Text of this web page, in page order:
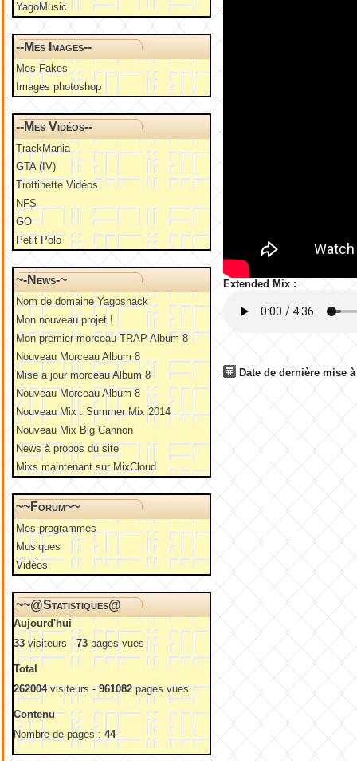
YagoMusic
--Mes Images--
Mes Fakes
Images photoshop
--Mes Vidéos--
TrackMania
GTA (IV)
Trottinette Vidéos
NFS
GO
Petit Polo
~-News-~
Nom de domaine Yagoshack
Mon nouveau projet !
Mon premier morceau TRAP Album 8
Nouveau Morceau Album 8
Mise a jour morceau Album 8
Nouveau Morceau Album 8
Nouveau Mix : Summer Mix 2014
Nouveau Mix Big Cannon
News à propos du site
Mixs maintenant sur MixCloud
~~Forum~~
Mes programmes
Musiques
Vidéos
~~@Statistiques@
Aujourd'hui
33 visiteurs - 73 pages vues
Total
262004visiteurs -961082pages vues
Contenu
Nombre de pages :44
Extended Mix :
Date de dernière mise